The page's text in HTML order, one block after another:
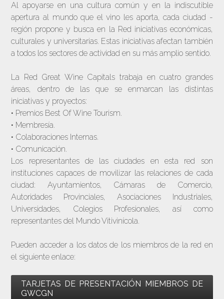
Al apoyarse en una cultura común y en la indiscutible
apertura al mundo que el vino les aporta, cada ciudad -
región propone y busca en la Red iniciativas económicas,
culturales y universitarias. Estas iniciativas afectan también
a todos los sectores de actividad en su más amplio sentido.
La Red Great Wine Capitals trabaja en cuatro grandes
áreas, dentro de las que se enmarcan las distintas
iniciativas y proyectos:
• Premios Best Of Wine Tourism.
• Membresía.
• Colaboraciones Internas.
• Comunicación.
Los representantes de las ciudades en esta red son
instituciones capaces de movilizar las relaciones de cada
ciudad: Ayuntamientos, Cámaras de Comercio,
Autoridades Provinciales, Asociaciones Industriales,
Universidades, Colegios Profesionales, así como
representantes del Mundo Vitivinícola.
Pueden acceder a los datos de los miembros de la red en
el siguiente enlace:
TARJETAS DE PRESENTACIÓN MIEMBROS DE
GWCGN